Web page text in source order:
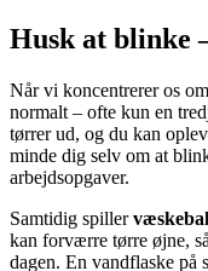
Husk at blinke
Når vi koncentrerer os
normalt – ofte kun en
tørrer ud, og du kan
minde dig selv om at
arbejdsopgaver.
Samtidig spiller
kan forværre tørre øjne,
dagen. En vandflaske på